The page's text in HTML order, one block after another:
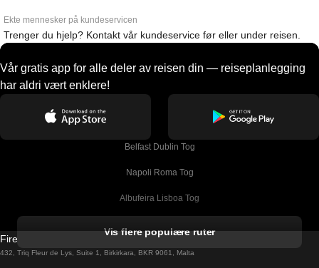
Ekte mennesker på kundeservicen
Trenger du hjelp? Kontakt vår kundeservice før eller under reisen.
Vår gratis app for alle deler av reisen din — reiseplanlegging
har aldri vært enklere!
Belfast Dublin Tog
Napoli Roma Tog
Albufeira Lisboa Tog
Barcelona Madrid Tog
Vis flere populære ruter
Firebird GT Limited (OC 1451)
432, Triq Fleur de Lys, Suite 1, Birkirkara, BKR 9061, Malta